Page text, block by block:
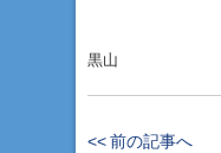
事
黒山
<< 前の記事へ